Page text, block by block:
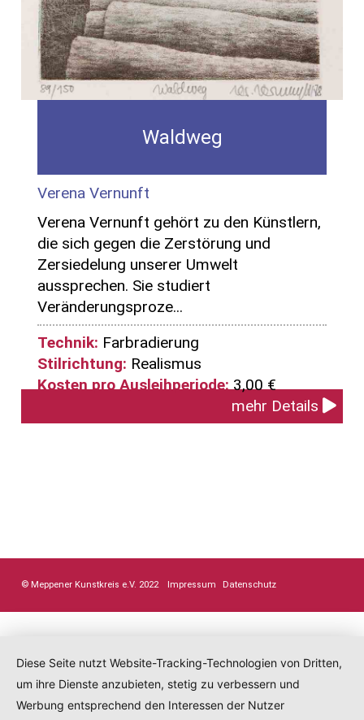
Waldweg
Verena Vernunft
Verena Vernunft gehört zu den Künstlern,
die sich gegen die Zerstörung und
Zersiedelung unserer Umwelt
aussprechen. Sie studiert
Veränderungsproze...
Technik: Farbradierung
Stilrichtung: Realismus
Kosten pro Ausleihperiode:3,00 €
mehr Details
© Meppener Kunstkreis e.V. 2022 Impressum Datenschutz
Diese Seite nutzt Website-Tracking-Technologien von Dritten,
um ihre Dienste anzubieten, stetig zu verbessern und
Werbung entsprechend den Interessen der Nutzer